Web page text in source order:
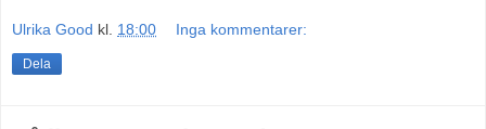
Ulrika Good kl. 18:00 Inga kommentarer:
Dela